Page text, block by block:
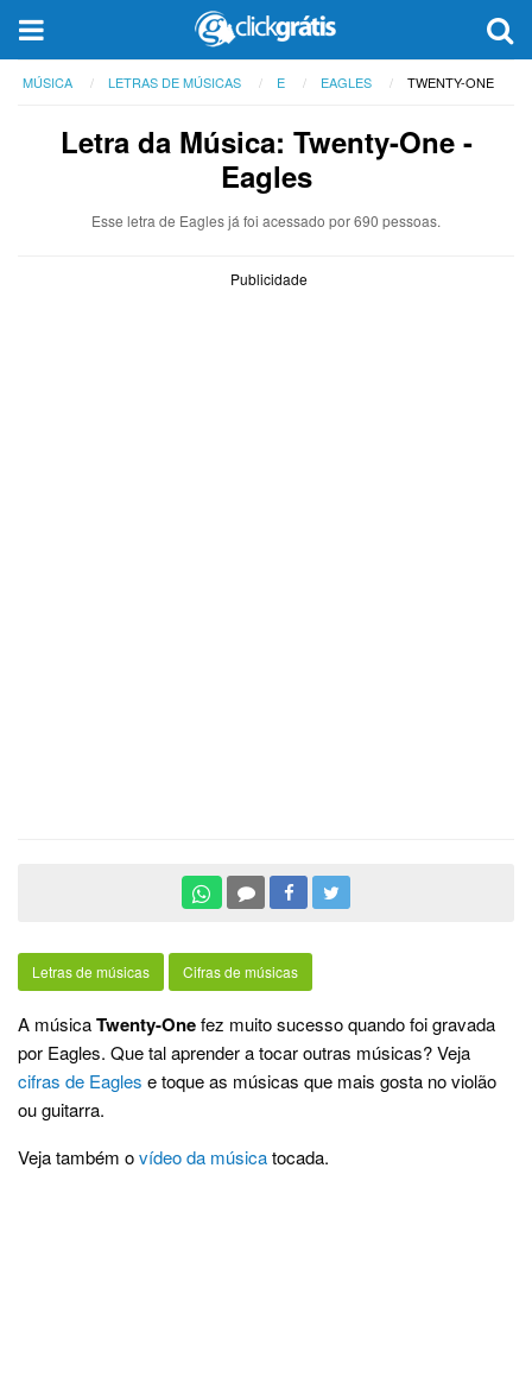
MÚSICA LETRAS DE MÚSICAS E EAGLES TWENTY-ONE
Letra da Música: Twenty-One -
Eagles
Esse letra de Eagles já foi acessado por 690 pessoas.
Publicidade
Letras de músicas Cifras de músicas
A músicaTwenty-Onefez muito sucesso quando foi gravada
por Eagles. Que tal aprender a tocar outras músicas? Veja
cifras de Eagles e toque as músicas que mais gosta no violão
ou guitarra.
Veja também ovídeo da músicatocada.